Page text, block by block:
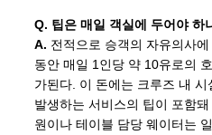
Q. 팁은 매일 객실에 두어야 하
A. 전적으로 승객의 자유의사
동안 매일 1인당 약 10유로의
가된다. 이 돈에는 크루즈 내
발생하는 서비스의 팁이 포함
원이나 테이블 담당 웨이터는